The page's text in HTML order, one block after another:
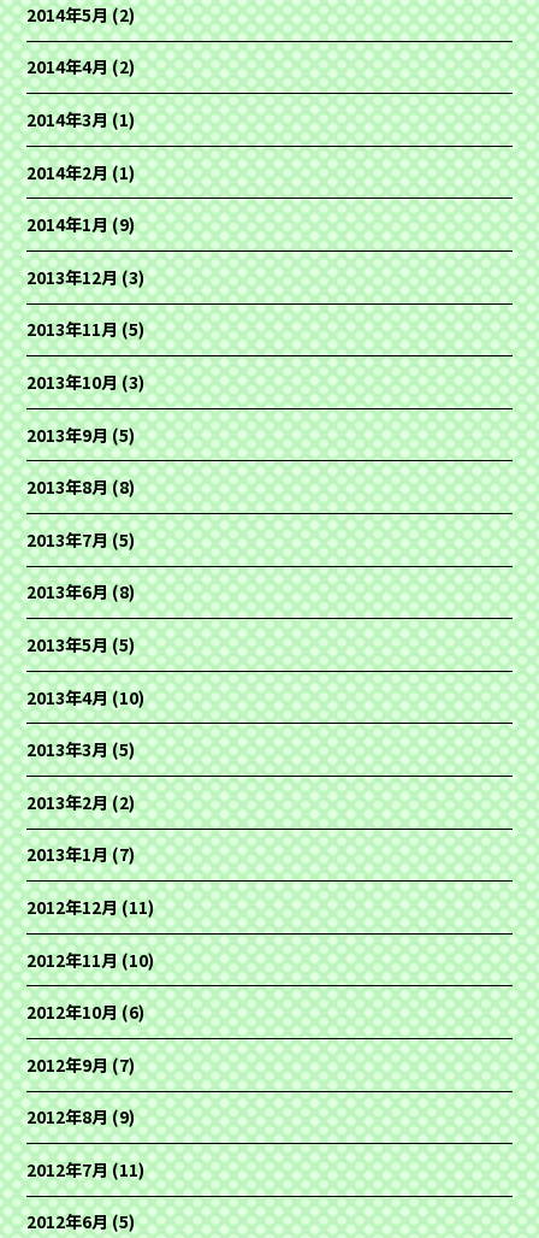
2014年5月(2)
2014年4月(2)
2014年3月(1)
2014年2月(1)
2014年1月(9)
2013年12月(3)
2013年11月(5)
2013年10月(3)
2013年9月(5)
2013年8月(8)
2013年7月(5)
2013年6月(8)
2013年5月(5)
2013年4月(10)
2013年3月(5)
2013年2月(2)
2013年1月(7)
2012年12月(11)
2012年11月(10)
2012年10月(6)
2012年9月(7)
2012年8月(9)
2012年7月(11)
2012年6月(5)